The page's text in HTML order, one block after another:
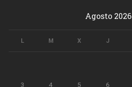
Agosto 2026
L M X J
3 4 5 6